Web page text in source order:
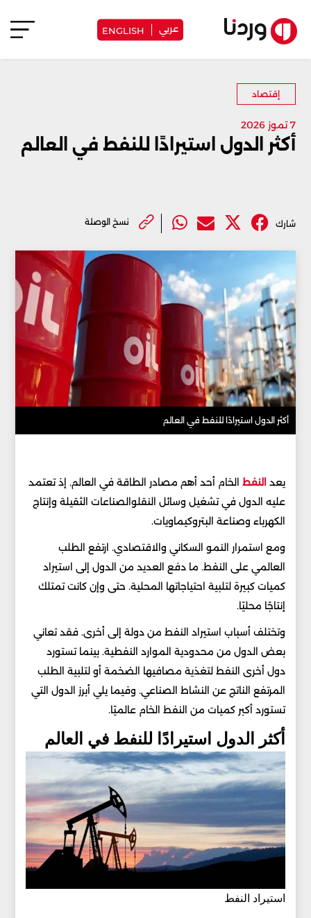
عربي ENGLISH
إقتصاد
7 تموز 2026
أكثر الدول استيرادًا للنفط في العالم
شارك نسخ الوصلة
أكثر الدول استيرادًا للنفط في العالم
يعد النفط الخام أحد أهم مصادر الطاقة في العالم. إذ تعتمد
عليه الدول في تشغيل وسائل النقلوالصناعات الثقيلة وإنتاج
الكهرباء وصناعة البتروكيماويات.
ومع استمرار النمو السكاني والاقتصادي. ارتفع الطلب
العالمي على النفط. ما دفع العديد من الدول إلى استيراد
كميات كبيرة لتلبية احتياجاتها المحلية. حتى وإن كانت تمتلك
إنتاجًا محليًا.
وتختلف أسباب استيراد النفط من دولة إلى أخرى. فقد تعاني
بعض الدول من محدودية الموارد النفطية. بينما تستورد
دول أخرى النفط لتغذية مصافيها الضخمة أو لتلبية الطلب
المرتفع الناتج عن النشاط الصناعي. وفيما يلي أبرز الدول التي
تستورد أكبر كميات من النفط الخام عالميًا.
أكثر الدول استيرادًا للنفط في العالم
استيراد النفط